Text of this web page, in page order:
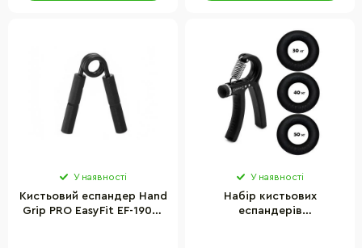
У наявності
Кистьовий еспандер Hand
Grip PRO EasyFit EF-1902-
У наявності
Набір кистьових
еспандерів